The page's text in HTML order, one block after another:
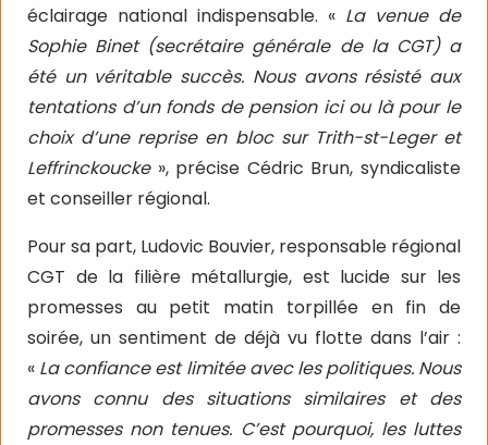
éclairage national indispensable. « La venue de
Sophie Binet (secrétaire générale de la CGT) a
été un véritable succès. Nous avons résisté aux
tentations d’un fonds de pension ici ou là pour le
choix d’une reprise en bloc sur Trith-st-Leger et
Leffrinckoucke », précise Cédric Brun, syndicaliste
et conseiller régional.
Pour sa part, Ludovic Bouvier, responsable régional
CGT de la filière métallurgie, est lucide sur les
promesses au petit matin torpillée en fin de
soirée, un sentiment de déjà vu flotte dans l’air :
« La confiance est limitée avec les politiques. Nous
avons connu des situations similaires et des
promesses non tenues. C’est pourquoi, les luttes